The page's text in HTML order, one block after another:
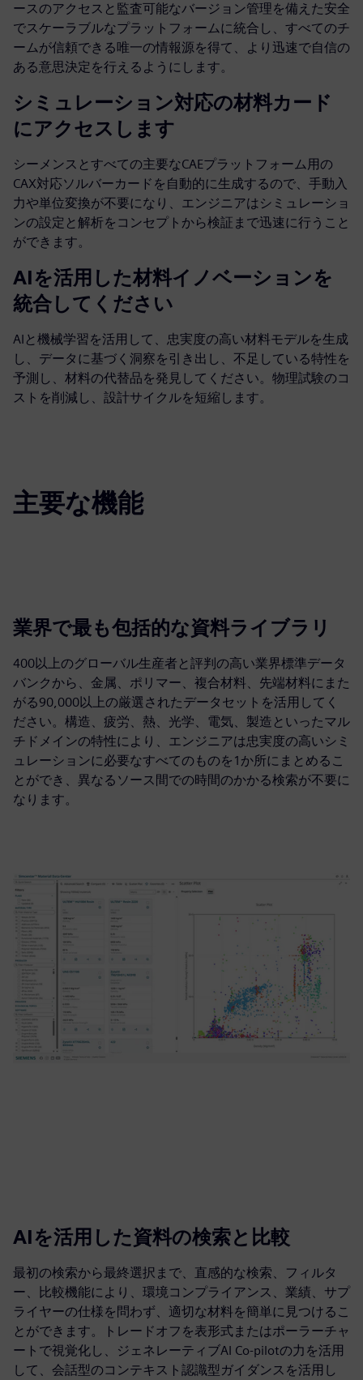
ースのアクセスと監査可能なバージョン管理を備えた安全
でスケーラブルなプラットフォームに統合し、すべてのチ
ームが信頼できる唯一の情報源を得て、より迅速で自信の
ある意思決定を行えるようにします。
シミュレーション対応の材料カード
にアクセスします
シーメンスとすべての主要なCAEプラットフォーム用の
CAX対応ソルバーカードを自動的に生成するので、手動入
力や単位変換が不要になり、エンジニアはシミュレーショ
ンの設定と解析をコンセプトから検証まで迅速に行うこと
ができます。
AIを活用した材料イノベーションを
統合してください
AIと機械学習を活用して、忠実度の高い材料モデルを生成
し、データに基づく洞察を引き出し、不足している特性を
予測し、材料の代替品を発見してください。物理試験のコ
ストを削減し、設計サイクルを短縮します。
主要な機能
業界で最も包括的な資料ライブラリ
400以上のグローバル生産者と評判の高い業界標準データ
バンクから、金属、ポリマー、複合材料、先端材料にまた
がる90,000以上の厳選されたデータセットを活用してく
ださい。構造、疲労、熱、光学、電気、製造といったマル
チドメインの特性により、エンジニアは忠実度の高いシミ
ュレーションに必要なすべてのものを1か所にまとめるこ
とができ、異なるソース間での時間のかかる検索が不要に
なります。
AIを活用した資料の検索と比較
最初の検索から最終選択まで、直感的な検索、フィルタ
ー、比較機能により、環境コンプライアンス、業績、サプ
ライヤーの仕様を問わず、適切な材料を簡単に見つけるこ
とができます。トレードオフを表形式またはポーラーチャ
ートで視覚化し、ジェネレーティブAI Co-pilotの力を活用
して、会話型のコンテキスト認識型ガイダンスを活用し